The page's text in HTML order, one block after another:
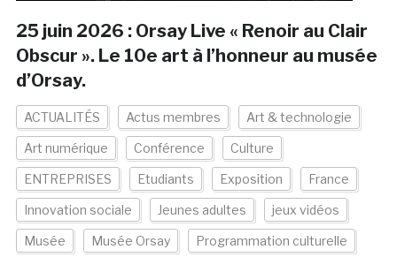
25 juin 2026 : Orsay Live « Renoir au Clair
Obscur ». Le 10e art à l’honneur au musée
d’Orsay.
ACTUALITÉS Actus membres Art & technologie
Art numérique Conférence Culture
ENTREPRISES Etudiants Exposition France
Innovation sociale Jeunes adultes jeux vidéos
Musée Musée Orsay Programmation culturelle